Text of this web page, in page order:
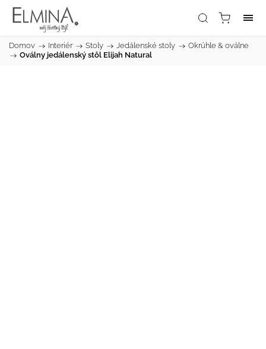
Domov / Interiér / Stoly / Jedálenské stoly /
Okrúhle & oválne
/
Oválny jedálenský stôl Elijah Natural